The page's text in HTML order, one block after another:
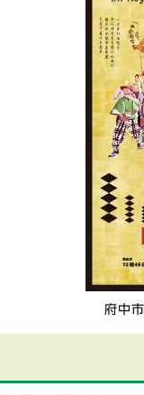
府中